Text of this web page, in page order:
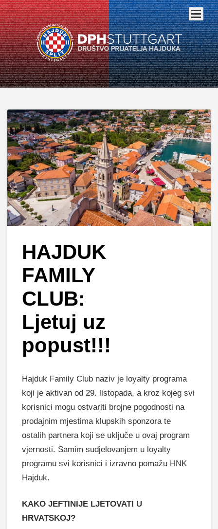
HAJDUK
FAMILY
CLUB:
Ljetuj uz
popust!!!
Hajduk Family Club naziv je loyalty programa
koji je aktivan od 29. listopada, a kroz kojeg svi
korisnici mogu ostvariti brojne pogodnosti na
prodajnim mjestima klupskih sponzora te
ostalih partnera koji se uključe u ovaj program
vjernosti. Samim sudjelovanjem u loyalty
programu svi korisnici i izravno pomažu HNK
Hajduk.
KAKO JEFTINIJE LJETOVATI U
HRVATSKOJ?